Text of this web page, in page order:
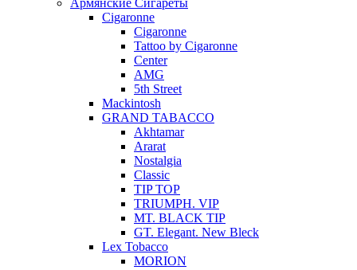
Армянские Сигареты
Cigaronne
Cigaronne
Tattoo by Cigaronne
Center
AMG
5th Street
Mackintosh
GRAND TABACCO
Akhtamar
Ararat
Nostalgia
Classic
TIP TOP
TRIUMPH. VIP
MT. BLACK TIP
GT. Elegant. New Bleck
Lex Tobacco
MORION